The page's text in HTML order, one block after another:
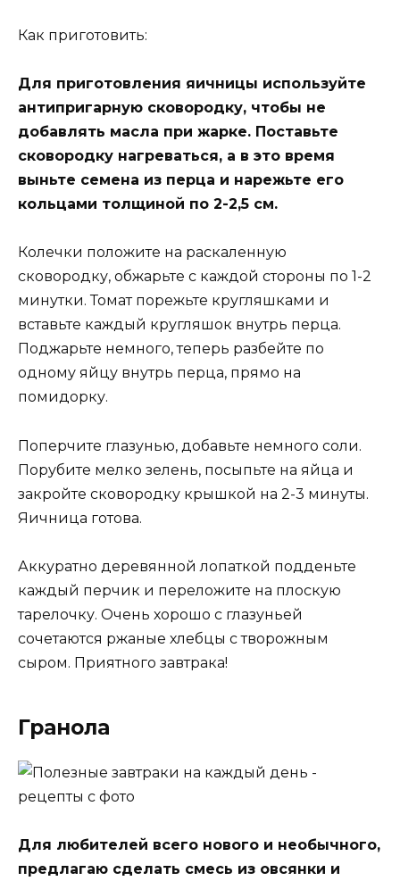
Как приготовить:
Для приготовления яичницы используйте
антипригарную сковородку, чтобы не
добавлять масла при жарке. Поставьте
сковородку нагреваться, а в это время
выньте семена из перца и нарежьте его
кольцами толщиной по 2-2,5 см.
Колечки положите на раскаленную
сковородку, обжарьте с каждой стороны по 1-2
минутки. Томат порежьте кругляшками и
вставьте каждый кругляшок внутрь перца.
Поджарьте немного, теперь разбейте по
одному яйцу внутрь перца, прямо на
помидорку.
Поперчите глазунью, добавьте немного соли.
Порубите мелко зелень, посыпьте на яйца и
закройте сковородку крышкой на 2-3 минуты.
Яичница готова.
Аккуратно деревянной лопаткой подденьте
каждый перчик и переложите на плоскую
тарелочку. Очень хорошо с глазуньей
сочетаются ржаные хлебцы с творожным
сыром. Приятного завтрака!
Гранола
Для любителей всего нового и необычного,
предлагаю сделать смесь из овсянки и